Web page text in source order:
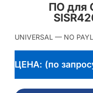
ПО для
UNIVERSAL — NO
ЦЕНА: (по